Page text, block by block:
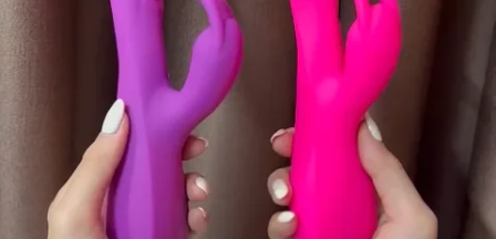
Dương mạnh mẽ như một người đàn ông to lớn và có thể
giúp bạn thử nhiều tư thế thủ dâm
Vẫn còn những thiết kế trên nhánh chính
đôi mắt tích cực
Điều vô cùng đặc biệt là bên trong có một quả cầu, độ rung
rất mạnh sẽ kích thích điểm cực kỳ nhạy cảm bên trong đan
điền, khiến chị em hưng phấn hơn.